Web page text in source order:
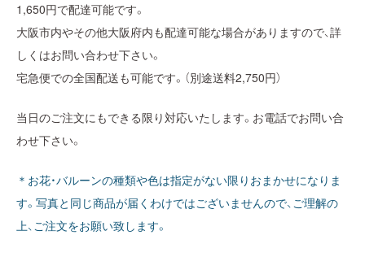
1,650円で配達可能です。
大阪市内やその他大阪府内も配達可能な場合がありますので、詳
しくはお問い合わせ下さい。
宅急便での全国配送も可能です。（別途送料2,750円）
当日のご注文にもできる限り対応いたします。お電話でお問い合
わせ下さい。
＊お花・バルーンの種類や色は指定がない限りおまかせになりま
す。写真と同じ商品が届くわけではございませんので、ご理解の
上、ご注文をお願い致します。